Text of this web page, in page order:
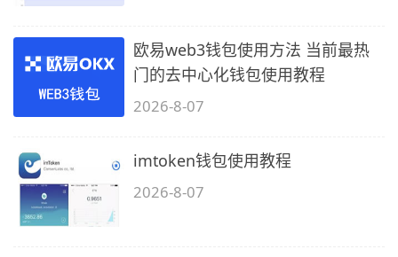
欧易web3钱包使用方法 当前最热
门的去中心化钱包使用教程
2026-8-07
imtoken钱包使用教程
2026-8-07